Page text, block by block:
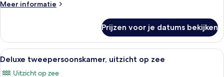
laden
Meer informatie
Meer
tweepersoonskamer,
uitzicht
op
Prijzen voor je datums bekijken
Alle
foto's
Een minibar, een kluis op de kamer,
4
Deluxe tweepersoonskamer, uitzicht op zee
Uitzicht op zee